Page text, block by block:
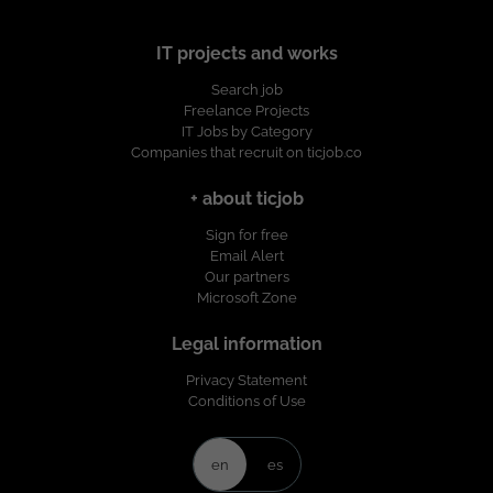
IT projects and works
Search job
Freelance Projects
IT Jobs by Category
Companies that recruit on ticjob.co
+ about ticjob
Sign for free
Email Alert
Our partners
Microsoft Zone
Legal information
Privacy Statement
Conditions of Use
en es